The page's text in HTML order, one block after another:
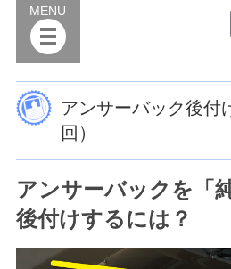
MENU
アンサーバック後付
回）
アンサーバックを「
後付けするには？